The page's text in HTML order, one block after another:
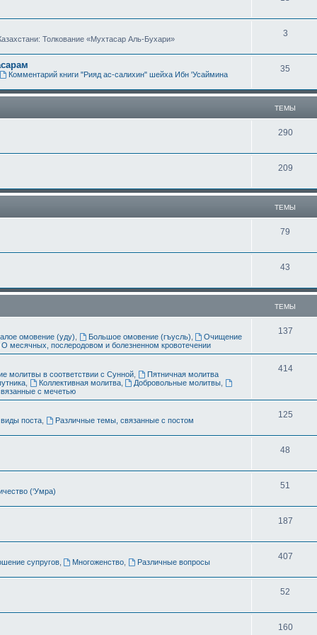
ы
ы
Толкование «Мухтасар Аль-Бухари»
3Т
м
ы
Комментарий книги "Рияд ас-салихин" шейха Ибн 'Усаймина
35
м
ТЕМЫ
290Т
м
ы
209Т
м
ТЕМЫ
79
ы
43
м
ТЕМЫ
омовение (уду) Большое омовение (гъусль)
Очищение
О месячных, послеродовом и болезненном кровотечении
137Т
м
молитвы в соответствии с Сунной,
Пятничная молитва
, Коллективная молитва, Добровольные молитвы
с мечетью
414Т
поста, Различные темы, связанные с постом
125Т
ы
48
ы
(‘Умра)
51
м
ы
187Т
м
ы
супругов, Многоженство Различные вопросы
407Т
ы
52
м
160Т